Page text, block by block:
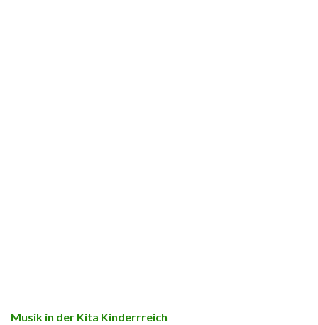
Musik in der Kita Kinderrreich